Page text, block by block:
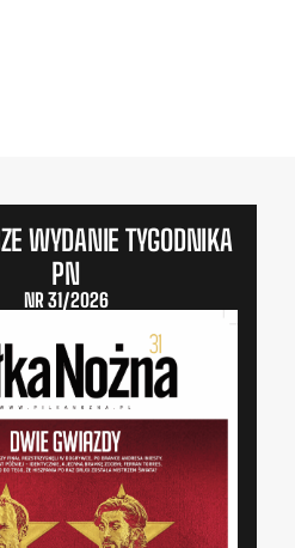
WYDANIE TYGODNIKA
PN
NR 31/2026